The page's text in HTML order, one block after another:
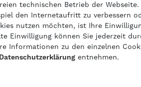
sind inkl. geseztl. Mehrwertsteuer und
powered bycreateyourtemplate
technischen Betrieb der Webseite.
den Internetaufritt zu verbessern
nutzen möchten, ist Ihre
Einwilligung können Sie jederzeit
Informationen zu den einzelnen
Daten­schutz­erklärung entnehmen.